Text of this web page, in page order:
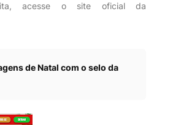
acesse o site oficial da
de Natal com o selo da